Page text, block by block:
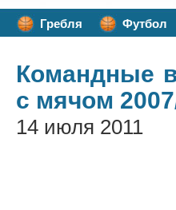
Гребля Футбол
Командные
с мячом
14 июля 2011